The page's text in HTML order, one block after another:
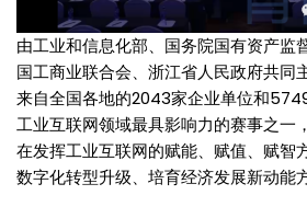
由工业和信息化部、国务院国有资产监
国工商业联合会、浙江省人民政府共同
来自全国各地的2043家企业单位和
工业互联网领域最具影响力的赛事之一
在发挥工业互联网的赋能、赋值、赋智
数字化转型升级、培育经济发展新动能